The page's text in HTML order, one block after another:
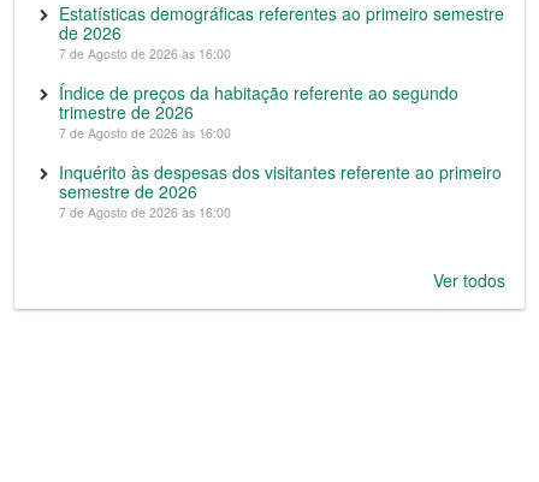
Estatísticas demográficas referentes ao primeiro semestre
de 2026
7 de Agosto de 2026 às 16:00
Índice de preços da habitação referente ao segundo
trimestre de 2026
7 de Agosto de 2026 às 16:00
Inquérito às despesas dos visitantes referente ao primeiro
semestre de 2026
7 de Agosto de 2026 às 16:00
Ver todos